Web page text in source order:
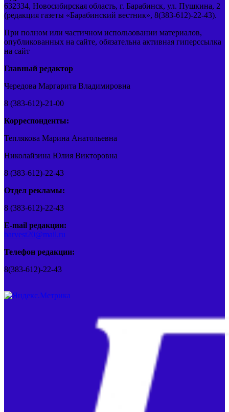
632334, Новосибирская область, г. Барабинск, ул. Пушкина, 2
(редакция газеты «Барабинский вестник», 8(383-612)-22-43).
При полном или частичном использовании материалов,
опубликованных на сайте, обязательна активная гиперссылка
на сайт
Главный редактор
Чередова Маргарита Владимировна
8 (383-612)-21-00
Корреспонденты:
Теплякова Марина Анатольевна
Николайзина Юлия Викторовна
8 (383-612)-22-43
Отдел рекламы:
8 (383-612)-22-43
E-mail редакции:
barvest20@mail.ru
Телефон редакции:
8(383-612)-22-43